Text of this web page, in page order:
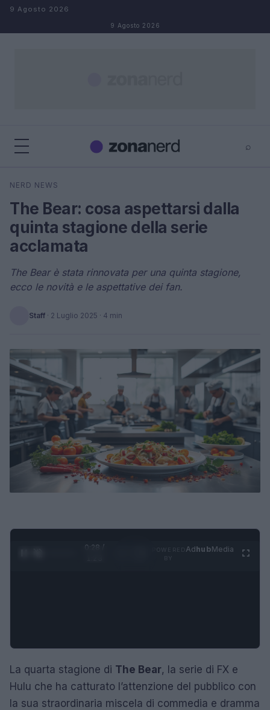
Salta al contenuto
9 Agosto 2026
9 Agosto 2026
⌕
Cerca
NERD NEWS
The Bear: cosa aspettarsi dalla
quinta stagione della serie
acclamata
The Bear è stata rinnovata per una quinta stagione,
ecco le novità e le aspettative dei fan.
Staff · 2 Luglio 2025 · 4 min
0:29 /
AdhubMedia
La quarta stagione di The Bear, la serie di FX e
Hulu che ha catturato l’attenzione del pubblico con
la sua straordinaria miscela di commedia e dramma